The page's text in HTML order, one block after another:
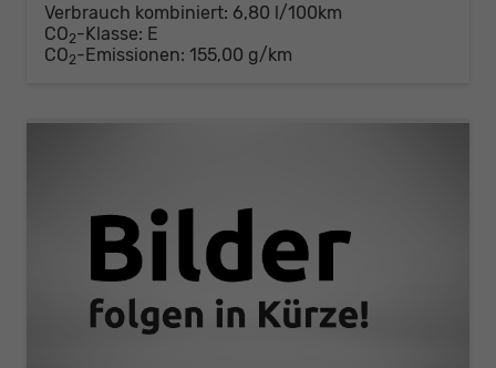
Verbrauch kombiniert: 6,80 l/100km
CO2-Klasse: E
CO2-Emissionen: 155,00 g/km